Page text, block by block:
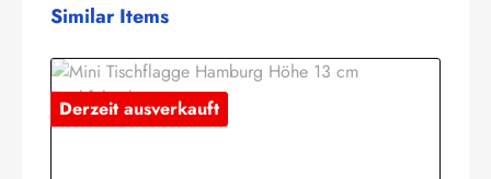
Produktgalerie überspringen
Similar Items
Derzeit ausverkauft